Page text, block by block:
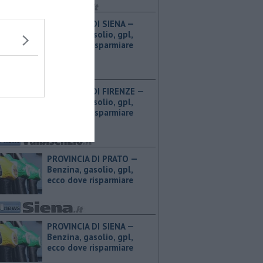
PROVINCIA DI SIENA — ​
Benzina, gasolio, gpl,
ecco dove risparmiare
PROVINCIA DI FIRENZE — ​
Benzina, gasolio, gpl,
ecco dove risparmiare
PROVINCIA DI PRATO — ​
Benzina, gasolio, gpl,
ecco dove risparmiare
PROVINCIA DI SIENA — ​
Benzina, gasolio, gpl,
ecco dove risparmiare